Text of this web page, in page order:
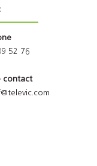
52 76
contact